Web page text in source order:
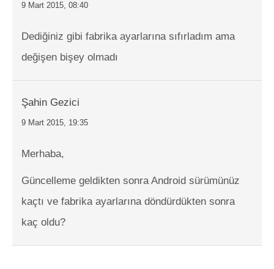
9 Mart 2015, 08:40
Dediğiniz gibi fabrika ayarlarına sıfırladım ama
değişen bişey olmadı
Şahin Gezici
9 Mart 2015, 19:35
Merhaba,
Güncelleme geldikten sonra Android sürümünüz
kaçtı ve fabrika ayarlarına döndürdükten sonra
kaç oldu?